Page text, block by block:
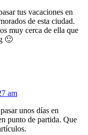
tus vacaciones en
de esta ciudad.
muy cerca de ella que
🙂
am
unos días en
punto de partida. Que